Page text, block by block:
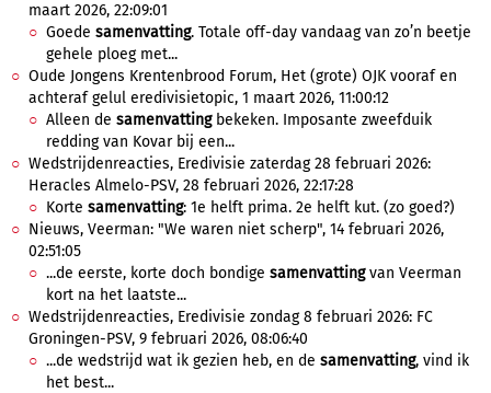
maart 2026, 22:09:01
Goede samenvatting. Totale off-day vandaag van zo’n beetje
gehele ploeg met...
Oude Jongens Krentenbrood Forum, Het (grote) OJK vooraf en
achteraf gelul eredivisietopic, 1 maart 2026, 11:00:12
Alleen de samenvattingbekeken. Imposante zweefduik
redding van Kovar bij een...
Wedstrijdenreacties, Eredivisie zaterdag 28 februari 2026:
Heracles Almelo-PSV, 28 februari 2026, 22:17:28
Korte samenvatting: 1e helft prima. 2e helft kut. (zo goed?)
Nieuws, Veerman: "We waren niet scherp", 14 februari 2026,
02:51:05
...de eerste, korte doch bondige samenvattingvan Veerman
kort na het laatste...
Wedstrijdenreacties, Eredivisie zondag 8 februari 2026: FC
Groningen-PSV, 9 februari 2026, 08:06:40
...de wedstrijd wat ik gezien heb, en de samenvatting, vind ik
het best...